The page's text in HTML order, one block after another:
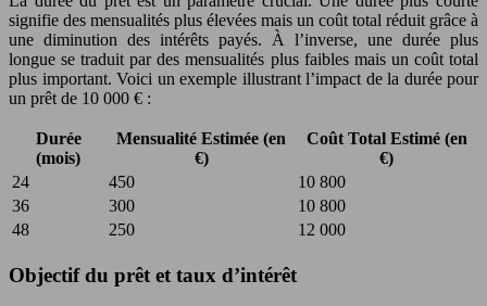
signifie des mensualités plus élevées mais un coût total réduit grâce à
une diminution des intérêts payés. À l’inverse, une durée plus
longue se traduit par des mensualités plus faibles mais un coût total
plus important. Voici un exemple illustrant l’impact de la durée pour
un prêt de 10 000 € :
Durée
(mois)
Mensualité Estimée (en
€)
Coût Total Estimé (en
€)
24
450
10 800
36
300
10 800
48
250 12 000
Objectif du prêt et taux d’intérêt